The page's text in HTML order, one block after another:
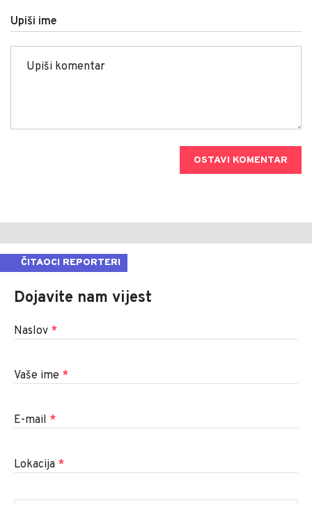
Upiši ime
OSTAVI KOMENTAR
ČITAOCI REPORTERI
Dojavite nam vijest
Naslov *
Vaše ime *
E-mail *
Lokacija *